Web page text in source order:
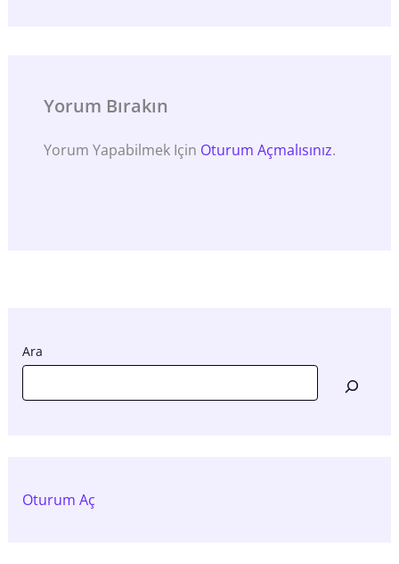
Yorum Bırakın
Yorum Yapabilmek Için Oturum Açmalısınız.
Ara
Oturum Aç